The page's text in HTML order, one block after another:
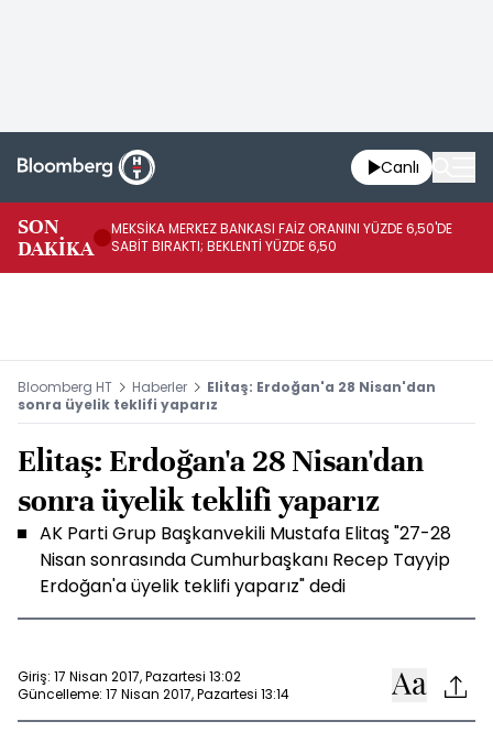
Canlı
SON
DAKİKA
MEKSİKA MERKEZ BANKASI FAİZ ORANINI YÜZDE 6,50'DE
SABİT BIRAKTI; BEKLENTİ YÜZDE 6,50
Bloomberg HT Haberler
Elitaş: Erdoğan'a 28 Nisan'dan
sonra üyelik teklifi yaparız
Elitaş: Erdoğan'a 28 Nisan'dan
sonra üyelik teklifi yaparız
AK Parti Grup Başkanvekili Mustafa Elitaş "27-28
Nisan sonrasında Cumhurbaşkanı Recep Tayyip
Erdoğan'a üyelik teklifi yaparız" dedi
Giriş: 17 Nisan 2017, Pazartesi 13:02
Güncelleme: 17 Nisan 2017, Pazartesi 13:14